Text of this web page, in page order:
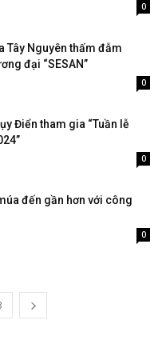
0
Tây Nguyên thấm đẫm
đại “SESAN”
0
Điển tham gia “Tuần lễ
0
đến gần hơn với công
0